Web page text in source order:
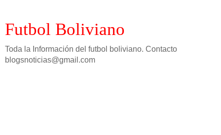
Futbol Boliviano
Toda la Información del futbol boliviano. Contacto
blogsnoticias@gmail.com